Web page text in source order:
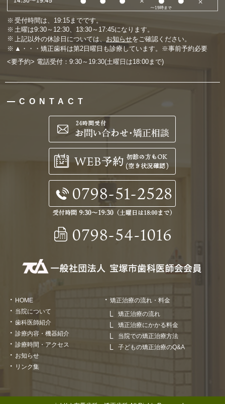
受付時間は、19:15までです。
土曜は9:30～12:30、13:30～17:45になります。
上記以外の休診日については、 お知らせをご確認ください。
▲・・・矯正歯科は第2日曜日も診療しています。※事前予約必要
<要予約> 電話受付：9:30～19:30(土曜日は18:00まで)
CONTACT
HOME
当院について
歯科医師紹介
診療内容・機器紹介
診療時間・アクセス
お知らせ
矯正治療の流れ・料金
矯正治療の流れ
矯正治療にかかる料金
当院での矯正治療方法
子どもの矯正治療のQ&A
リンク集